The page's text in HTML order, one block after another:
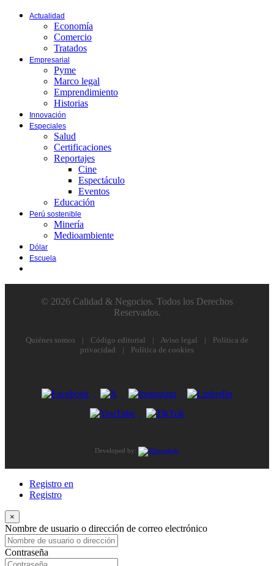
Actualidad
Economía
Comercio
Tratados
Empresarial
Pyme
Marco legal
Emprendimiento
Historias
Innovación
Especiales
Salud
Certificaciones
Reportajes
Cine
Espectáculo
Eventos
Educación
Perú sostenible
Minería
Medioambiente
Dólar
Escuela
© 2026 Calidad & Negocios. Todos los Derechos
Reservados.
Quiénes somos | Código editorial | Aviso legal |
Política de
privacidad
| Política de cookies
Developed by:
Registro en
Registro
×
Nombre de usuario o dirección de correo electrónico
Contraseña